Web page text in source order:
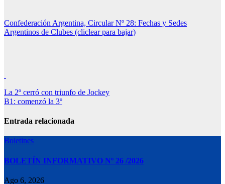
Confederación Argentina, Circular Nº 28: Fechas y Sedes
Argentinos de Clubes (cliclear para bajar)
Navegación
de
entradas
La 2º cerró con triunfo de Jockey
B1: comenzó la 3º
Entrada relacionada
Boletines
BOLETÍN INFORMATIVO Nº 26 /2026
Ago 6, 2026